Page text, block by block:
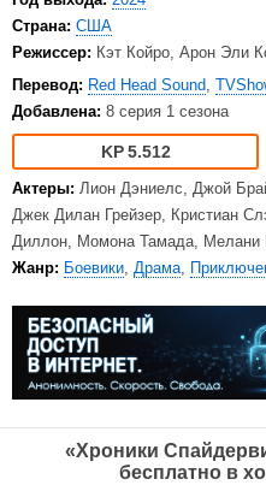
Страна: США
Режиссер: Кэт Койро, Арон Эли
Перевод: Red Head Sound,
Добавлена: 8 серия 1 сезона
5.512
Актеры: Лион Дэниелс, Джой
Джек Дилан Грейзер, Кристиан
Диллон, Момона Тамада, Мелани
Жанр: Боевики, Драма,
«Хроники
бесплатно в